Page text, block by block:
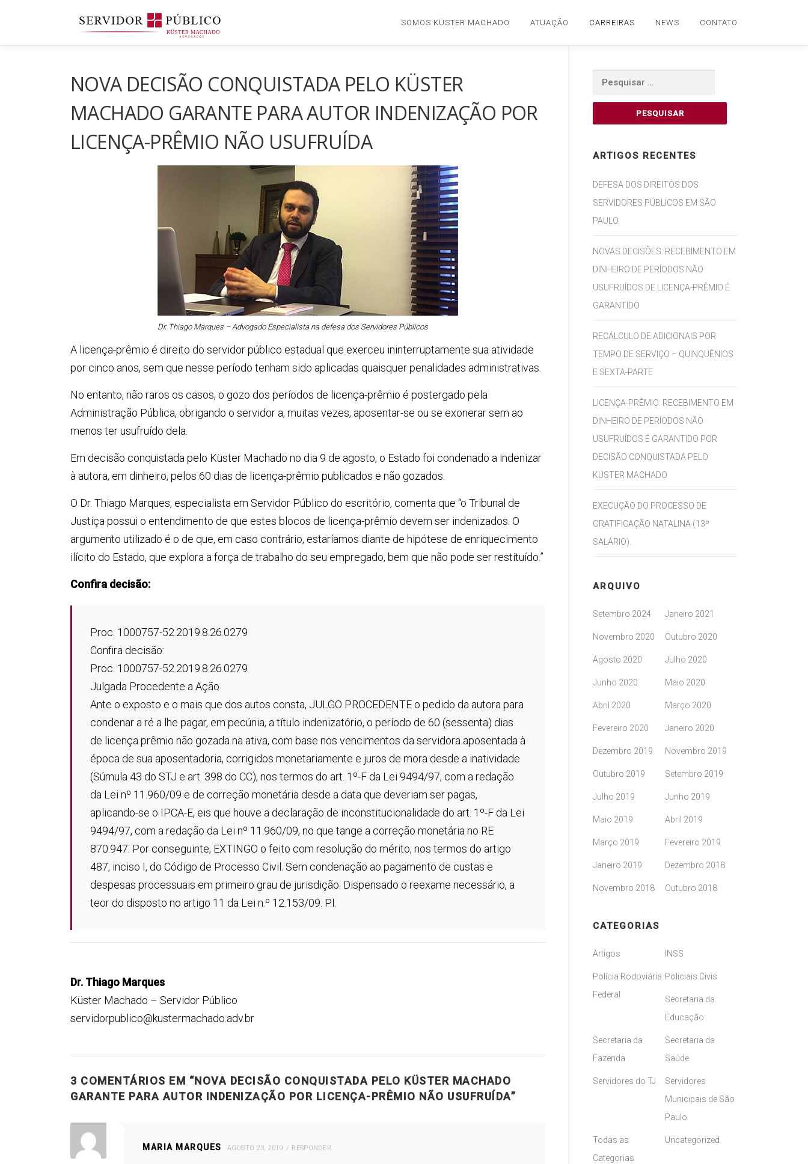
conteúdo
SOMOS KÜSTER MACHADO ATUAÇÃO CARREIRAS NEWS CONTATO
NOVA DECISÃO CONQUISTADA PELO KÜSTER
MACHADO GARANTE PARA AUTOR INDENIZAÇÃO POR
LICENÇA-PRÊMIO NÃO USUFRUÍDA
Dr. Thiago Marques – Advogado Especialista na defesa dos Servidores Públicos
A licença-prêmio é direito do servidor público estadual que exerceu ininterruptamente sua atividade
por cinco anos, sem que nesse período tenham sido aplicadas quaisquer penalidades administrativas.
No entanto, não raros os casos, o gozo dos períodos de licença-prêmio é postergado pela
Administração Pública, obrigando o servidor a, muitas vezes, aposentar-se ou se exonerar sem ao
menos ter usufruído dela.
Em decisão conquistada pelo Küster Machado no dia 9 de agosto, o Estado foi condenado a indenizar
à autora, em dinheiro, pelos 60 dias de licença-prêmio publicados e não gozados.
O Dr. Thiago Marques, especialista em Servidor Público do escritório, comenta que “o Tribunal de
Justiça possui o entendimento de que estes blocos de licença-prêmio devem ser indenizados. O
argumento utilizado é o de que, em caso contrário, estaríamos diante de hipótese de enriquecimento
ilícito do Estado, que explora a força de trabalho do seu empregado, bem que não pode ser restituído.”
Confira decisão:
Proc. 1000757-52.2019.8.26.0279
Confira decisão:
Proc. 1000757-52.2019.8.26.0279
Julgada Procedente a Ação
Ante o exposto e o mais que dos autos consta, JULGO PROCEDENTE o pedido da autora para
condenar a ré a lhe pagar, em pecúnia, a título indenizatório, o período de 60 (sessenta) dias
de licença prêmio não gozada na ativa, com base nos vencimentos da servidora aposentada à
época de sua aposentadoria, corrigidos monetariamente e juros de mora desde a inatividade
(Súmula 43 do STJ e art. 398 do CC), nos termos do art. 1º-F da Lei 9494/97, com a redação
da Lei nº 11.960/09 e de correção monetária desde a data que deveriam ser pagas,
aplicando-se o IPCA-E, eis que houve a declaração de inconstitucionalidade do art. 1º-F da Lei
9494/97, com a redação da Lei nº 11.960/09, no que tange a correção monetária no RE
870.947. Por conseguinte, EXTINGO o feito com resolução do mérito, nos termos do artigo
487, inciso I, do Código de Processo Civil. Sem condenação ao pagamento de custas e
despesas processuais em primeiro grau de jurisdição. Dispensado o reexame necessário, a
teor do disposto no artigo 11 da Lei n.º 12.153/09. P.I.
Dr. Thiago Marques
Küster Machado – Servidor Público
servidorpublico@kustermachado.adv.br
3 COMENTÁRIOS EM “NOVA DECISÃO CONQUISTADA PELO KÜSTER MACHADO
GARANTE PARA AUTOR INDENIZAÇÃO POR LICENÇA-PRÊMIO NÃO USUFRUÍDA”
MARIA MARQUES AGOSTO 23, 2019 RESPONDER
Pesquisar
ARTIGOS RECENTES
DEFESA DOS DIREITOS DOS
SERVIDORES PÚBLICOS EM SÃO
PAULO.
NOVAS DECISÕES: RECEBIMENTO EM
DINHEIRO DE PERÍODOS NÃO
USUFRUÍDOS DE LICENÇA-PRÊMIO É
GARANTIDO
RECÁLCULO DE ADICIONAIS POR
TEMPO DE SERVIÇO – QUINQUÊNIOS
E SEXTA-PARTE
LICENÇA-PRÊMIO: RECEBIMENTO EM
DINHEIRO DE PERÍODOS NÃO
USUFRUÍDOS É GARANTIDO POR
DECISÃO CONQUISTADA PELO
KÜSTER MACHADO
EXECUÇÃO DO PROCESSO DE
GRATIFICAÇÃO NATALINA (13º
SALÁRIO).
ARQUIVO
Setembro 2024 Janeiro 2021
Novembro 2020 Outubro 2020
Agosto 2020 Julho 2020
Junho 2020 Maio 2020
Abril 2020 Março 2020
Fevereiro 2020 Janeiro 2020
Dezembro 2019 Novembro 2019
Outubro 2019 Setembro 2019
Julho 2019 Junho 2019
Maio 2019 Abril 2019
Março 2019 Fevereiro 2019
Janeiro 2019 Dezembro 2018
Novembro 2018 Outubro 2018
CATEGORIAS
Artigos INSS
Polícia Rodoviária
Federal
Policiais Civis
Secretaria da
Educação
Secretaria da
Fazenda
Secretaria da
Saúde
Servidores do TJ
Servidores
Municipais de São
Paulo
Todas as
Categorias
Uncategorized